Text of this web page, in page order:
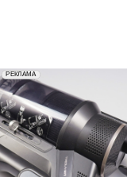
erid: 2VfnxxmNzs5
РЕКЛАМА